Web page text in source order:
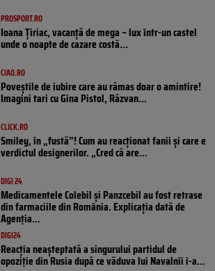
PROSPORT.RO
Ioana Țiriac, vacanță de mega – lux într-un castel
unde o noapte de cazare costă...
CIAO.RO
Poveştile de iubire care au rămas doar o amintire!
Imagini tari cu Gina Pistol, Răzvan...
CLICK.RO
Smiley, în „fustă”! Cum au reacționat fanii și care e
verdictul designerilor. „Cred că are...
DIGI 24
Medicamentele Colebil și Panzcebil au fost retrase
din farmaciile din România. Explicația dată de
Agenția...
DIGI24
Reacția neașteptată a singurului partidul de
opoziţie din Rusia după ce văduva lui Navalnîi i-a...